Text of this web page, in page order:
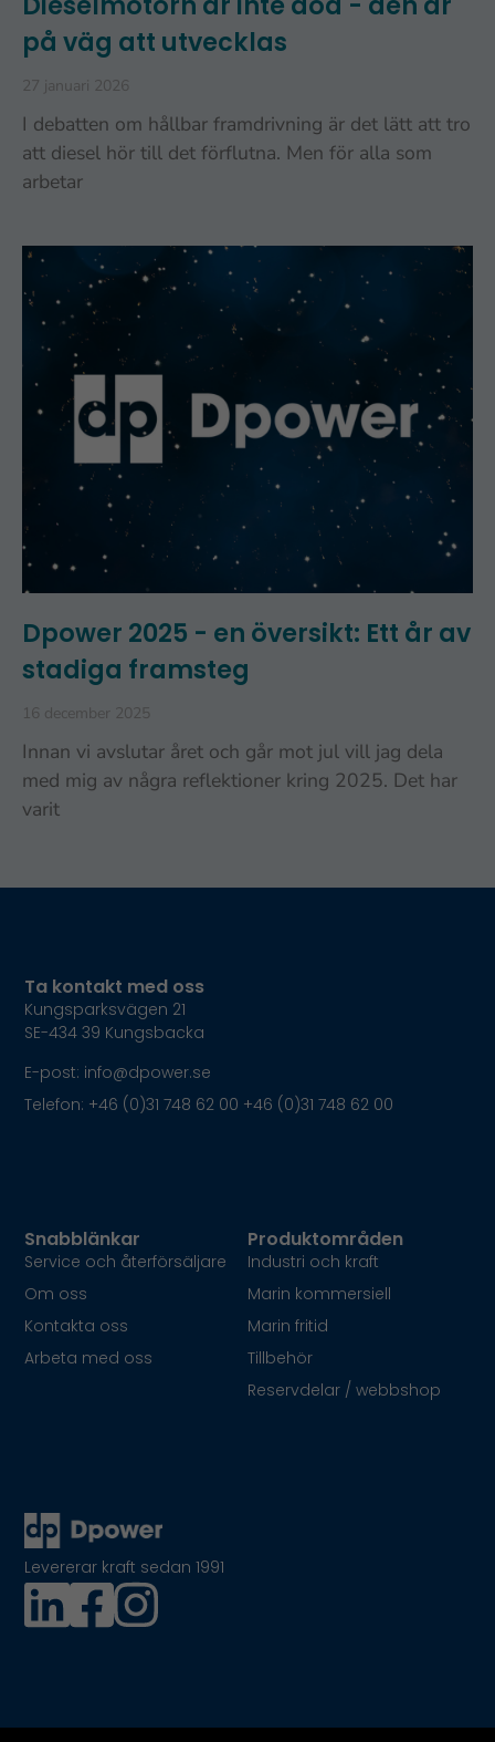
på väg att utvecklas
27 januari 2026
I debatten om hållbar framdrivning är det lätt att tro
att diesel hör till det förflutna. Men för alla som
arbetar
Dpower 2025 - en översikt: Ett år av
stadiga framsteg
16 december 2025
Innan vi avslutar året och går mot jul vill jag dela
med mig av några reflektioner kring 2025. Det har
varit
Levererar kraft sedan 1991
Produktområden
Industri och kraft
Marin kommersiell
Marin fritid
Tillbehör
Reservdelar / webbshop
Snabblänkar
Service och återförsäljare
Om oss
Kontakta oss
Arbeta med oss
Ta kontakt med oss
Kungsparksvägen 21
SE-434 39 Kungsbacka
E-post: info@dpower.se
Telefon: +46 (0)31 748 62 00 +46 (0)31 748 62 00